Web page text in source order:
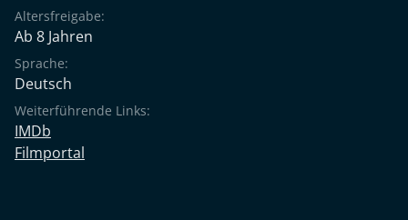
Altersfreigabe:
Ab 8 Jahren
Sprache:
Deutsch
Weiterführende Links:
IMDb
Filmportal